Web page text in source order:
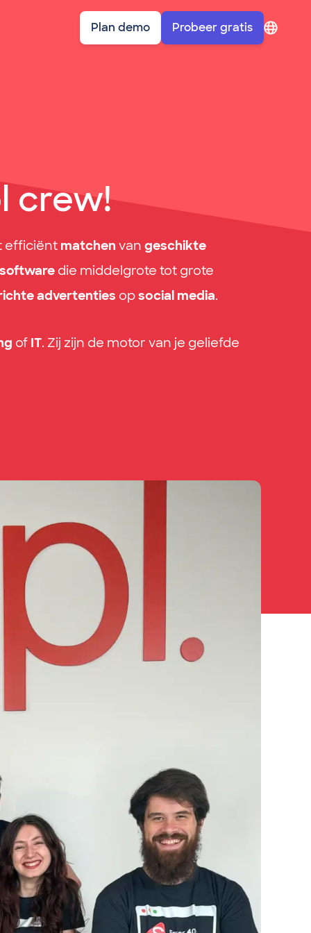
sympl: Account navigation
Plan demo Probeer gratis
crew!
efficiënt matchen van geschikte
die middelgrote tot grote
advertenties opsocial media.
of IT. Zij zijn de motor van je geliefde